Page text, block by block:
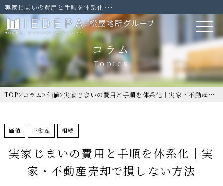
実家じまいの費用と手順を体系化･･･
TOP> コラム>価値>実家じまいの費用と手順を体系化｜実家・不動産売却で損しない方法
コラム
価値 不動産 相続
実家じまいの費用と手順を体系化｜実
家・不動産売却で損しない方法